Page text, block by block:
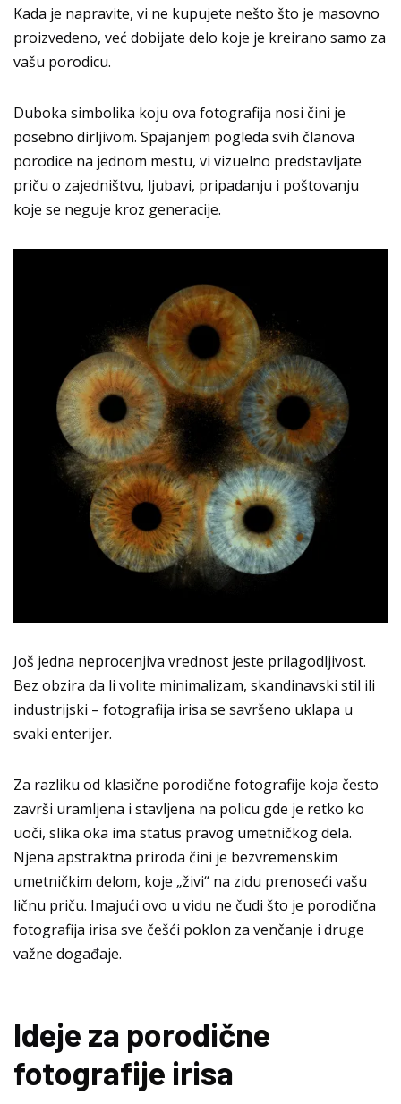
Kada je napravite, vi ne kupujete nešto što je masovno
proizvedeno, već dobijate delo koje je kreirano samo za
vašu porodicu.
Duboka simbolika koju ova fotografija nosi čini je
posebno dirljivom. Spajanjem pogleda svih članova
porodice na jednom mestu, vi vizuelno predstavljate
priču o zajedništvu, ljubavi, pripadanju i poštovanju
koje se neguje kroz generacije.
Još jedna neprocenjiva vrednost jeste prilagodljivost.
Bez obzira da li volite minimalizam, skandinavski stil ili
industrijski – fotografija irisa se savršeno uklapa u
svaki enterijer.
Za razliku od klasične porodične fotografije koja često
završi uramljena i stavljena na policu gde je retko ko
uoči, slika oka ima status pravog umetničkog dela.
Njena apstraktna priroda čini je bezvremenskim
umetničkim delom, koje „živi“ na zidu prenoseći vašu
ličnu priču. Imajući ovo u vidu ne čudi što je porodična
fotografija irisa sve češći poklon za venčanje i druge
važne događaje.
Ideje za porodične
fotografije irisa